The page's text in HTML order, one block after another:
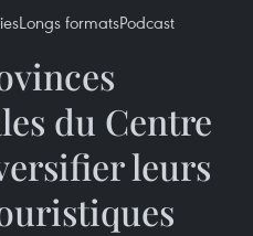
Longs formatsPodcast
du Centre
leurs